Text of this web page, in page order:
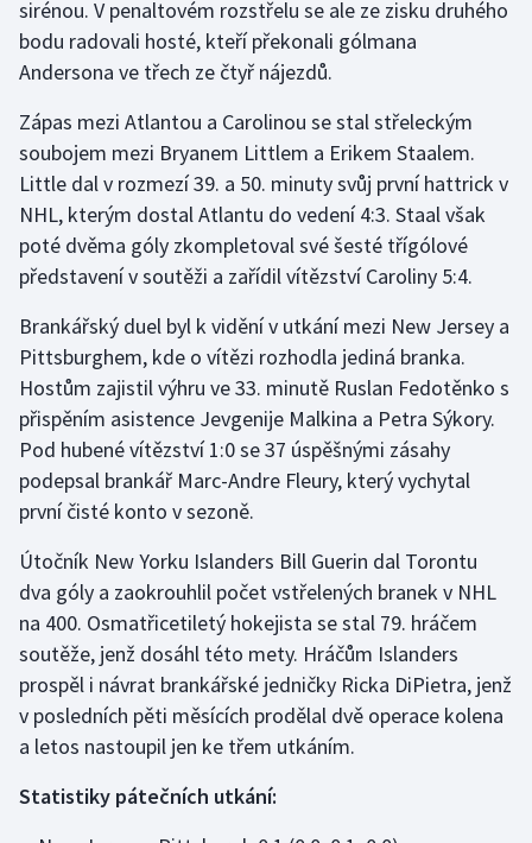
Ragby
Rychlostní kanoistika
Short track
Sportovní střelba
Stolní tenis
Triatlon
Veslování
Vodní slalom
Volejbal
Ostatní
sirénou. V penaltovém rozstřelu se ale ze zisku druhého
bodu radovali hosté, kteří překonali gólmana
Andersona ve třech ze čtyř nájezdů.
Zápas mezi Atlantou a Carolinou se stal střeleckým
soubojem mezi Bryanem Littlem a Erikem Staalem.
Little dal v rozmezí 39. a 50. minuty svůj první hattrick v
NHL, kterým dostal Atlantu do vedení 4:3. Staal však
poté dvěma góly zkompletoval své šesté třígólové
představení v soutěži a zařídil vítězství Caroliny 5:4.
Brankářský duel byl k vidění v utkání mezi New Jersey a
Pittsburghem, kde o vítězi rozhodla jediná branka.
Hostům zajistil výhru ve 33. minutě Ruslan Fedotěnko s
přispěním asistence Jevgenije Malkina a Petra Sýkory.
Pod hubené vítězství 1:0 se 37 úspěšnými zásahy
podepsal brankář Marc-Andre Fleury, který vychytal
první čisté konto v sezoně.
Útočník New Yorku Islanders Bill Guerin dal Torontu
dva góly a zaokrouhlil počet vstřelených branek v NHL
na 400. Osmatřicetiletý hokejista se stal 79. hráčem
soutěže, jenž dosáhl této mety. Hráčům Islanders
prospěl i návrat brankářské jedničky Ricka DiPietra, jenž
v posledních pěti měsících prodělal dvě operace kolena
a letos nastoupil jen ke třem utkáním.
Statistiky pátečních utkání: